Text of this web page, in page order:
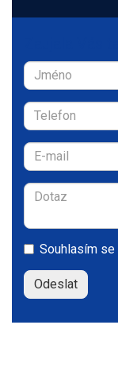
Souhlasím se